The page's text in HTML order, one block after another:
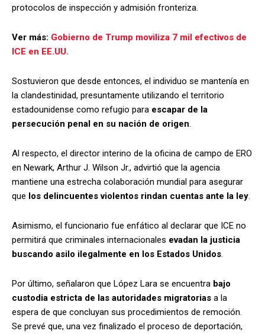
protocolos de inspección y admisión fronteriza.
Ver más: Gobierno de Trump moviliza 7 mil efectivos de
ICE en EE.UU.
Sostuvieron que desde entonces, el individuo se mantenía en
la clandestinidad, presuntamente utilizando el territorio
estadounidense como refugio para escapar de la
persecución penal en su nación de origen.
Al respecto, el director interino de la oficina de campo de ERO
en Newark, Arthur J. Wilson Jr., advirtió que la agencia
mantiene una estrecha colaboración mundial para asegurar
que los delincuentes violentos rindan cuentas ante la ley.
Asimismo, el funcionario fue enfático al declarar que ICE no
permitirá que criminales internacionales evadan la justicia
buscando asilo ilegalmente en los Estados Unidos.
Por último, señalaron que López Lara se encuentra bajo
custodia estricta de las autoridades migratorias a la
espera de que concluyan sus procedimientos de remoción.
Se prevé que, una vez finalizado el proceso de deportación,